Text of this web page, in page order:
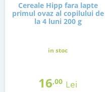
Cereale Hipp fara lapte
primul ovaz al copilului de
la 4 luni 200 g
in stoc
16,00 Lei